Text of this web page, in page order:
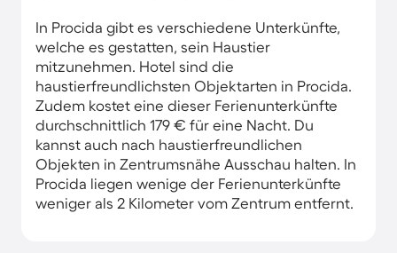
In Procida gibt es verschiedene Unterkünfte,
welche es gestatten, sein Haustier
mitzunehmen. Hotel sind die
haustierfreundlichsten Objektarten in Procida.
Zudem kostet eine dieser Ferienunterkünfte
durchschnittlich 179 € für eine Nacht. Du
kannst auch nach haustierfreundlichen
Objekten in Zentrumsnähe Ausschau halten. In
Procida liegen wenige der Ferienunterkünfte
weniger als 2 Kilometer vom Zentrum entfernt.